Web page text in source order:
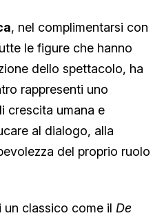
, nel complimentarsi con
le figure che hanno
dello spettacolo, ha
rappresenti uno
crescita umana e
al dialogo, alla
del proprio ruolo
classico come il De